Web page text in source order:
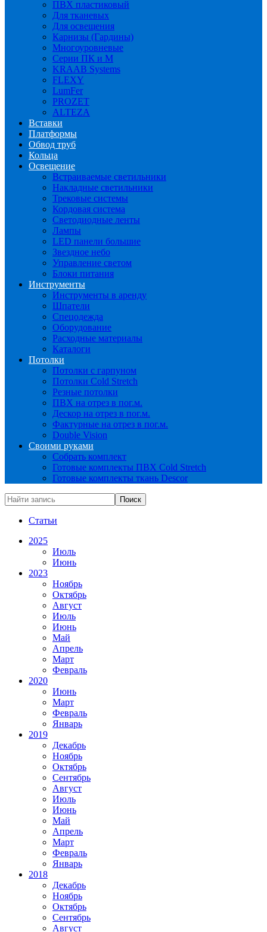
ПВХ пластиковый
Для тканевых
Для освещения
Карнизы (Гардины)
Многоуровневые
Серии ПК и М
KRAAB Systems
FLEXY
LumFer
PROZET
ALTEZA
Вставки
Платформы
Обвод труб
Кольца
Освещение
Встраиваемые светильники
Накладные светильники
Трековые системы
Кордовая система
Светодиодные ленты
Лампы
LED панели большие
Звездное небо
Управление светом
Блоки питания
Инструменты
Инструменты в аренду
Шпатели
Спецодежда
Оборудование
Расходные материалы
Каталоги
Потолки
Потолки с гарпуном
Потолки Cold Stretch
Резные потолки
ПВХ на отрез в пог.м.
Дескор на отрез в пог.м.
Фактурные на отрез в пог.м.
Double Vision
Своими руками
Собрать комплект
Готовые комплекты ПВХ Cold Stretch
Готовые комплекты ткань Descor
Статьи
2025
Июль
Июнь
2023
Ноябрь
Октябрь
Август
Июль
Июнь
Май
Апрель
Март
Февраль
2020
Июнь
Март
Февраль
Январь
2019
Декабрь
Ноябрь
Октябрь
Сентябрь
Август
Июль
Июнь
Май
Апрель
Март
Февраль
Январь
2018
Декабрь
Ноябрь
Октябрь
Сентябрь
Август